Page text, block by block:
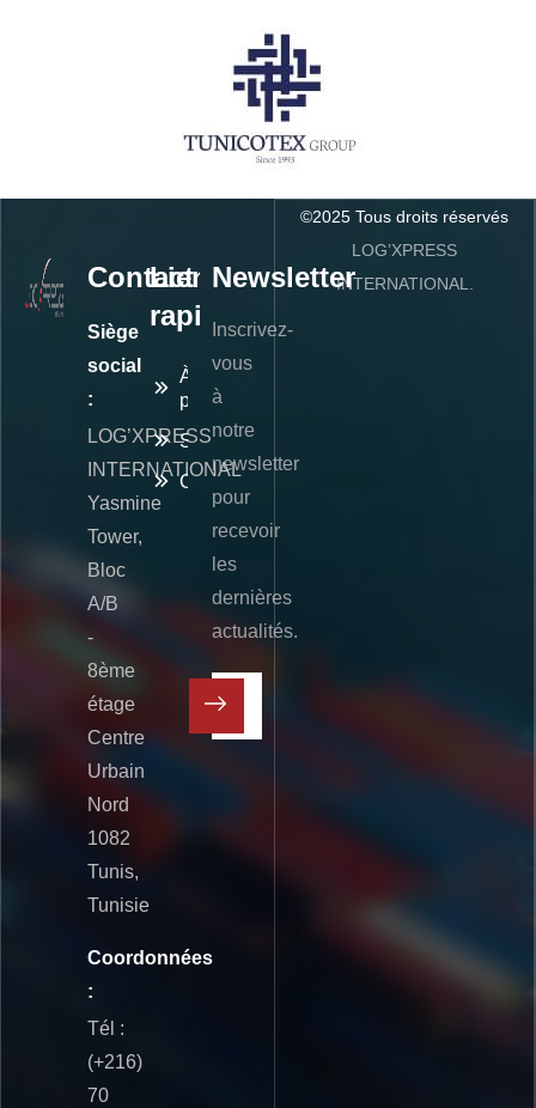
Contact
Siège
social
:
LOG’XPRESS
INTERNATIONAL
Yasmine
Tower,
Bloc
A/B
-
8ème
étage
Centre
Urbain
Nord
1082
Tunis,
Tunisie
Coordonnées
:
Tél :
(+216)
70
Liens
rapides
À
propos
Services
Contact
Newsletter
Inscrivez-
vous
à
notre
newsletter
pour
recevoir
les
dernières
actualités.
©2025 Tous droits réservés
LOG’XPRESS
INTERNATIONAL.